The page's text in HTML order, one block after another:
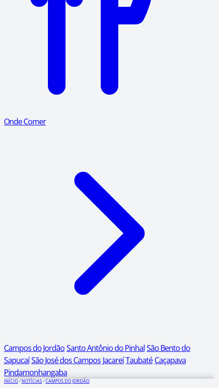
Onde Comer
Campos do JordãoSanto Antônio do PinhalSão Bento do
SapucaíSão José dos Campos JacareíTaubaté Caçapava
Pindamonhangaba
INÍCIO/NOTÍCIAS/CAMPOS DO JORDÃO